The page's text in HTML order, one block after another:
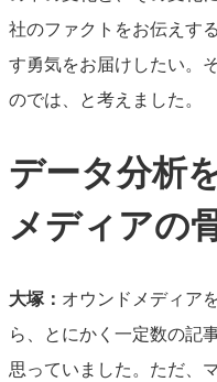
社のファクトをお伝えす
す勇気をお届けしたい。
のでは、と考えました。
データ分析
メディアの
大塚： オウンドメディア
ら、とにかく一定数の記
思っていました。ただ、